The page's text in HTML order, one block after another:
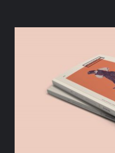
AÑADIR AL CARRITO